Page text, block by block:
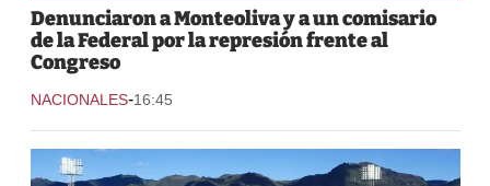
Denunciaron a Monteoliva y a un comisario
de la Federal por la represión frente al
Congreso
NACIONALES-16:45